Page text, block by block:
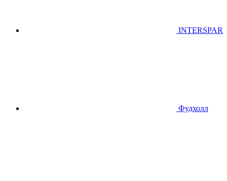
INTERSPAR
Фудхолл